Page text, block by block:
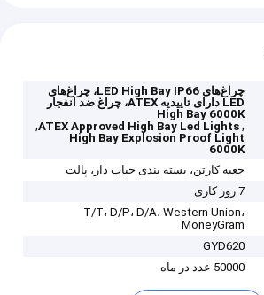
چراغ‌های LED High Bay IP66، چراغ‌های
LED دارای تاییدیه ATEX، چراغ ضد انفجار
High Bay 6000K
,
ATEX Approved High Bay Led Lights
,
High Bay Explosion Proof Light
6000K
جعبه کارتن، بسته بندی حباب دار، پالت
7 روز کاری
T/T، D/P، D/A، Western Union،
MoneyGram
GYD620
50000 عدد در ماه